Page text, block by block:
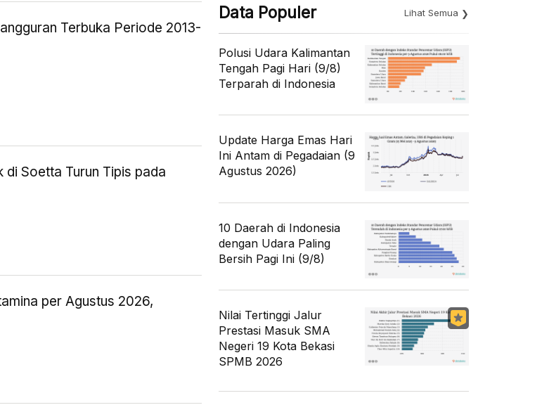
Terbuka Periode 2013-
Soetta Turun Tipis pada
per Agustus 2026,
Data Populer Lihat Semua
Polusi Udara Kalimantan
Tengah Pagi Hari (9/8)
Terparah di Indonesia
Update Harga Emas Hari
Ini Antam di Pegadaian (9
Agustus 2026)
10 Daerah di Indonesia
dengan Udara Paling
Bersih Pagi Ini (9/8)
Nilai Tertinggi Jalur
Prestasi Masuk SMA
Negeri 19 Kota Bekasi
SPMB 2026